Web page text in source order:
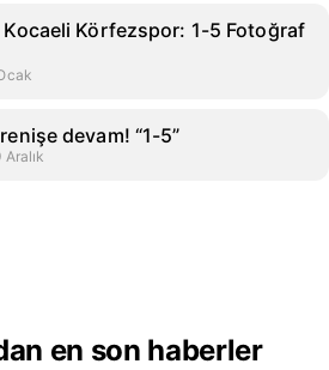
Körfezspor: 1-5 Fotoğraf
devam! “1-5”
Aralık
en son haberler